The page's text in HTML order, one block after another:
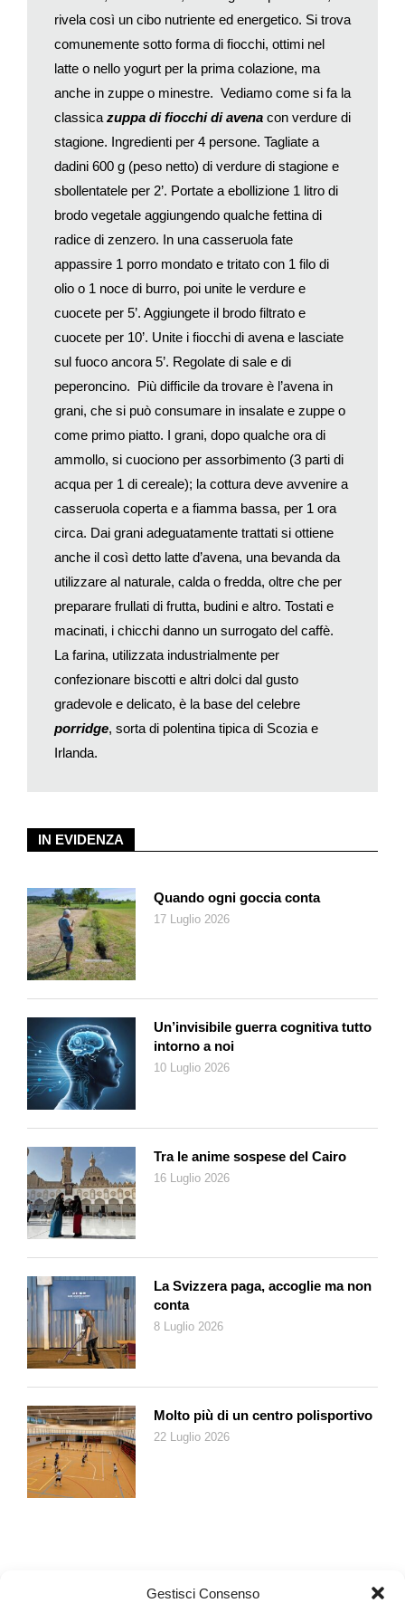
Gestisci Consenso
farcite con prugne schiacciate e fritte; ilKaiserschmarren
detto perché gradito al Kaiser), sorta di frittata dolce con
albumi montati a neve, servita a pezzettini; iSalzburger
Nockerln, soffici, aromatizzati variamente e guarniti con
marmellate o salse.
Famoso anche il caffè austriaco, disponibile in varie versioni,
dal piccolo
Mokka
– sorta di espresso – all’abbondante
accompagnano spesso questa bevanda.
IN EVIDENZA
Quando ogni goccia conta
17 Luglio 2026
Un’invisibile guerra cognitiva tutto
intorno a noi
10 Luglio 2026
Tra le anime sospese del Cairo
16 Luglio 2026
La Svizzera paga, accoglie ma non
conta
8 Luglio 2026
Molto più di un centro polisportivo
22 Luglio 2026
rivela così un cibo nutriente ed energetico. Si trova
comunemente sotto forma di fiocchi, ottimi nel
latte o nello yogurt per la prima colazione, ma
anche in zuppe o minestre. Vediamo come si fa la
classica zuppa di fiocchi di avena con verdure di
stagione. Ingredienti per 4 persone. Tagliate a
dadini 600 g (peso netto) di verdure di stagione e
sbollentatele per 2’. Portate a ebollizione 1 litro di
brodo vegetale aggiungendo qualche fettina di
radice di zenzero. In una casseruola fate
appassire 1 porro mondato e tritato con 1 filo di
olio o 1 noce di burro, poi unite le verdure e
cuocete per 5’. Aggiungete il brodo filtrato e
cuocete per 10’. Unite i fiocchi di avena e lasciate
sul fuoco ancora 5’. Regolate di sale e di
peperoncino. Più difficile da trovare è l’avena in
grani, che si può consumare in insalate e zuppe o
come primo piatto. I grani, dopo qualche ora di
ammollo, si cuociono per assorbimento (3 parti di
acqua per 1 di cereale); la cottura deve avvenire a
casseruola coperta e a fiamma bassa, per 1 ora
circa. Dai grani adeguatamente trattati si ottiene
anche il così detto latte d’avena, una bevanda da
utilizzare al naturale, calda o fredda, oltre che per
preparare frullati di frutta, budini e altro. Tostati e
macinati, i chicchi danno un surrogato del caffè.
La farina, utilizzata industrialmente per
confezionare biscotti e altri dolci dal gusto
gradevole e delicato, è la base del celebre
porridge, sorta di polentina tipica di Scozia e
Irlanda.